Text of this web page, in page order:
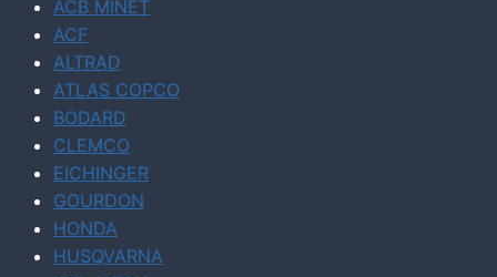
ACB MINET
ACF
ALTRAD
ATLAS COPCO
BODARD
CLEMCO
EICHINGER
GOURDON
HONDA
HUSQVARNA